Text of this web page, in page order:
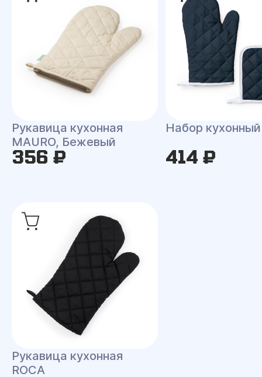
Рукавица кухонная
MAURO, Бежевый
356 ₽
Набор кухонный
414 ₽
Рукавица кухонная
ROCA